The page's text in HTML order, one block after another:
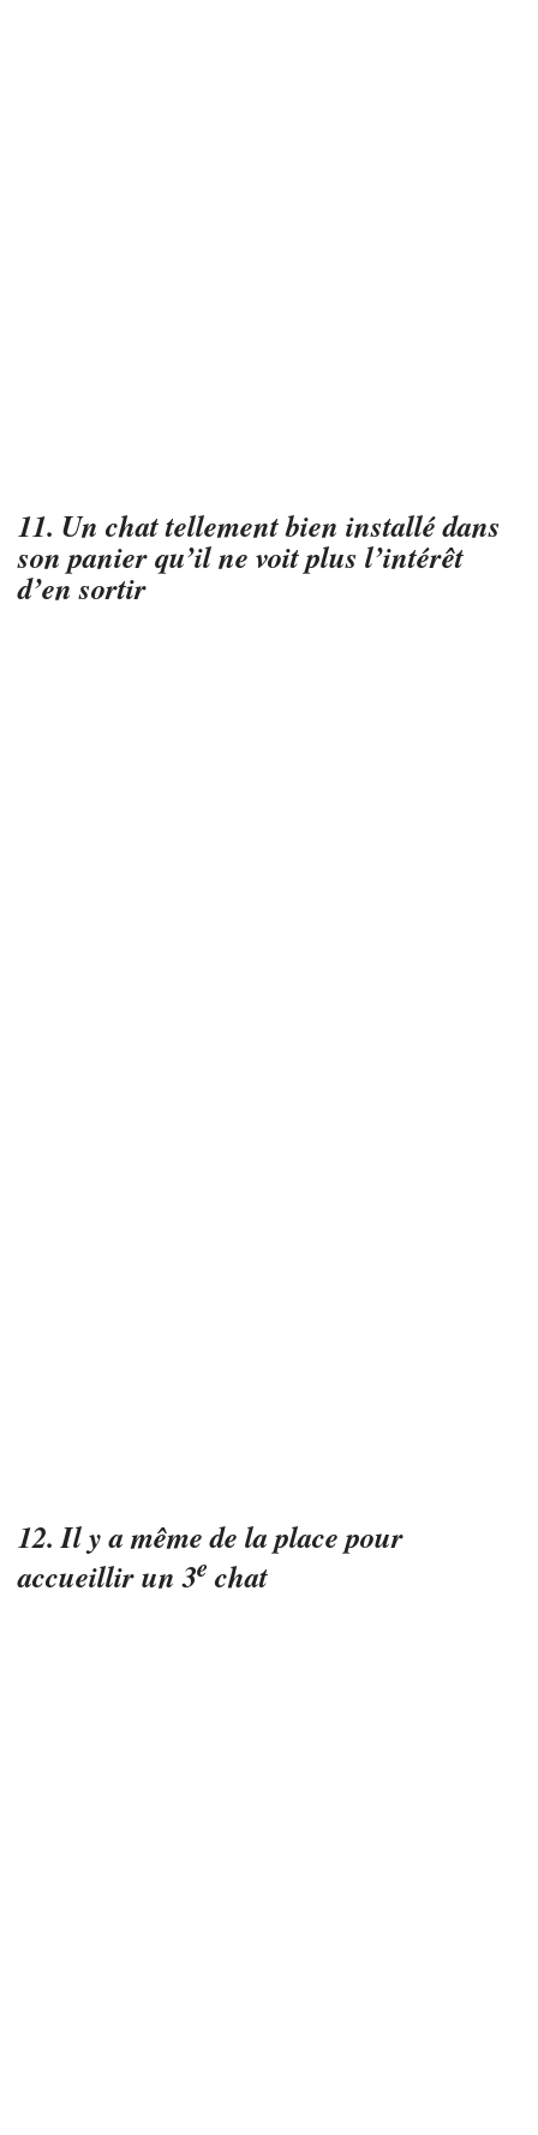
11. Un chat tellement bien installé dans
son panier qu’il ne voit plus l’intérêt
d’en sortir
12. Il y a même de la place pour
accueillir un 3e chat